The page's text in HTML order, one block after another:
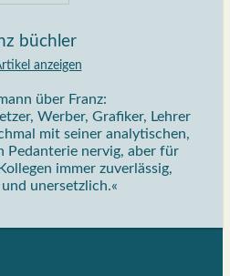
büchler
anzeigen
über Franz:
Werber, Grafiker, Lehrer
mit seiner analytischen,
Pedanterie nervig, aber für
immer zuverlässig,
unersetzlich.«